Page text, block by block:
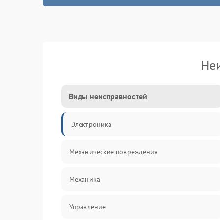
Виды неисправностей
Электроника
Механические повреждения
Механика
Управление